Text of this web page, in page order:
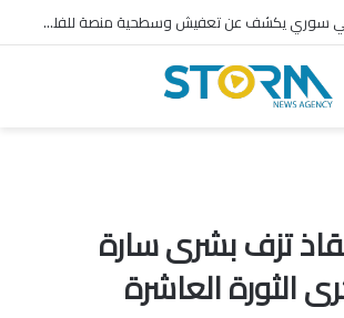
تزف بشرى سارة
الثورة العاشرة